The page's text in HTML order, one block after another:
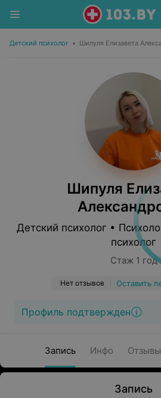
Детский психолог • Шипуля Елизавета
Шипуля
Детский психолог •
психолог
Стаж 1 год
Нет отзывов Оставить
Профиль подтвержден
Запись Инфо Отзывы
Запись